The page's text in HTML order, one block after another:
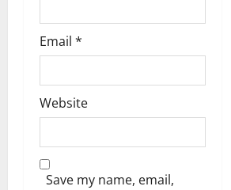
Email *
Website
Save my name, email,